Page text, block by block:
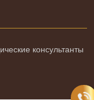
консультанты